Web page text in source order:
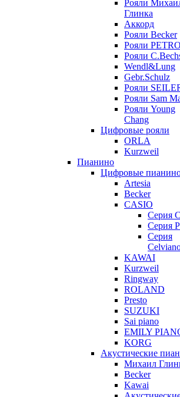
Рояли
Глинка
Аккорд
Рояли Becker
Рояли
Рояли
Wendl&Lung
Gebr.Schulz
Рояли
Рояли Sam
Рояли Young
Chang
Цифровые рояли
ORLA
Kurzweil
Пианино
Цифровые
Artesia
Becker
CASIO
Серия
Серия
Серия
KAWAI
Kurzweil
Ringway
ROLAND
Presto
SUZUKI
Sai piano
EMILY
KORG
Акустические
Михаил
Becker
Kawai